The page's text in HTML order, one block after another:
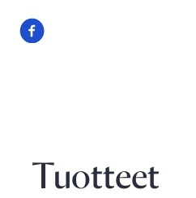
Seuraa
Tuotteet